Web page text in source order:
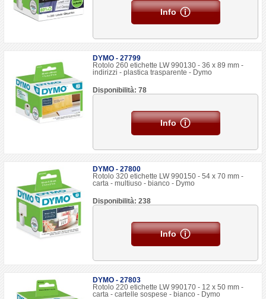
Info
DYMO - 27799
Rotolo 260 etichette LW 990130 - 36 x 89 mm -
indirizzi - plastica trasparente - Dymo
Disponibilità: 78
Info
DYMO - 27800
Rotolo 320 etichette LW 990150 - 54 x 70 mm -
carta - multiuso - bianco - Dymo
Disponibilità: 238
Info
DYMO - 27803
Rotolo 220 etichette LW 990170 - 12 x 50 mm -
carta - cartelle sospese - bianco - Dymo